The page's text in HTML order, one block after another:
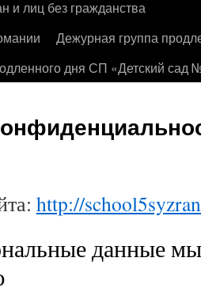
и лиц без гражданства
Дежурная группа
дня СП «Детский
http://
данные